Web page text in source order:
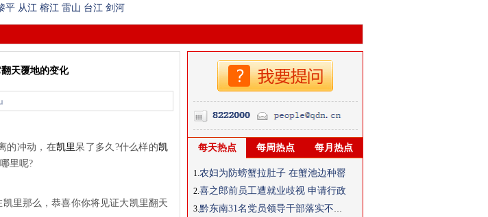
平 从江 榕江 雷山 台江 剑河
天覆地的变化
的冲动，在凯里呆了多久?什么样的凯
里呢?
里那么，恭喜你你将见证大凯里翻天
每天热点 每周热点 每月热点
1.农妇为防螃蟹拉肚子 在蟹池边种罂
2.喜之郎前员工遭就业歧视 申请行政
3.黔东南31名党员领导干部落实不力被